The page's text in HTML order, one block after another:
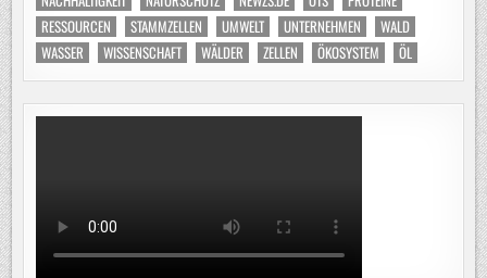
RESSOURCEN
STAMMZELLEN UMWELT UNTERNEHMEN
WALD
WASSER
WISSENSCHAFT WÄLDER ZELLEN ÖKOSYSTEM ÖL